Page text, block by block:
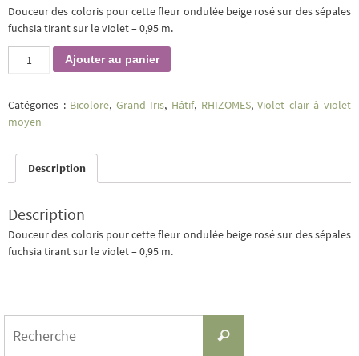
Douceur des coloris pour cette fleur ondulée beige rosé sur des sépales
fuchsia tirant sur le violet – 0,95 m.
quantité
de
Ajouter au panier
Catégories : Bicolore, Grand Iris, Hâtif, RHIZOMES,Violet clair à violet
moyen
Description
Description
Douceur des coloris pour cette fleur ondulée beige rosé sur des sépales
fuchsia tirant sur le violet – 0,95 m.
Recherche